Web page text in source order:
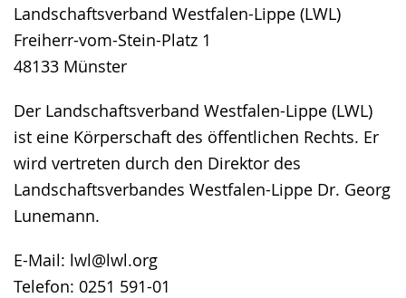
Landschaftsverband Westfalen-Lippe (LWL)
Freiherr-vom-Stein-Platz 1
48133 Münster
Der Landschaftsverband Westfalen-Lippe (LWL)
ist eine Körperschaft des öffentlichen Rechts. Er
wird vertreten durch den Direktor des
Landschaftsverbandes Westfalen-Lippe Dr. Georg
Lunemann.
E-Mail: lwl@lwl.org
Telefon: 0251 591-01
wechseln.
Deutscher
Gebärdensprache
wird
angezeigt.